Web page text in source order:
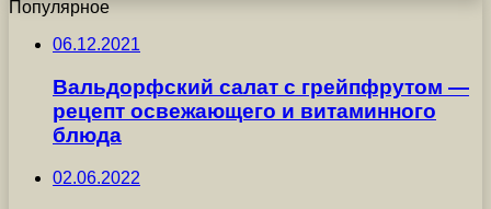
Популярное
06.12.2021
Вальдорфский салат с грейпфрутом —
рецепт освежающего и витаминного
блюда
02.06.2022